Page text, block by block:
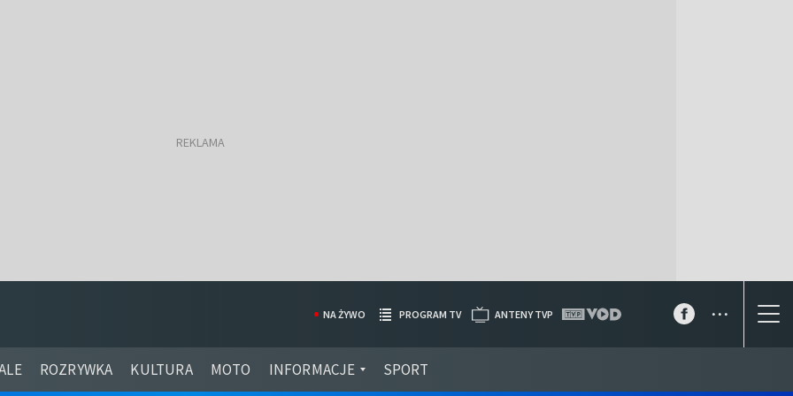
ROZRYWKA KULTURA MOTO INFORMACJE SPORT
NA ŻYWO PROGRAM TV ANTENY TVP ...